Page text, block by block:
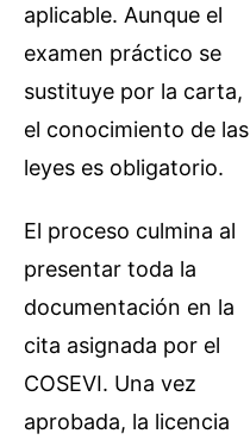
aplicable. Aunque el
examen práctico se
sustituye por la carta,
el conocimiento de las
leyes es obligatorio.
El proceso culmina al
presentar toda la
documentación en la
cita asignada por el
COSEVI. Una vez
aprobada, la licencia